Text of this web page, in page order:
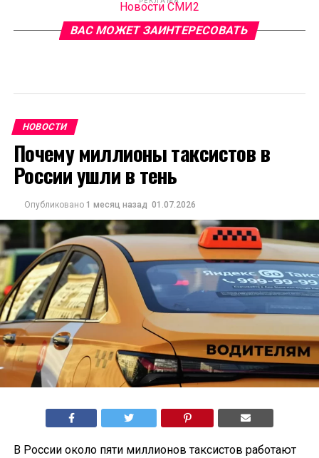
Новости СМИ2
ВАС МОЖЕТ ЗАИНТЕРЕСОВАТЬ
НОВОСТИ
Почему миллионы таксистов в
России ушли в тень
Опубликовано 1 месяц назад 01.07.2026
В России около пяти миллионов таксистов работают